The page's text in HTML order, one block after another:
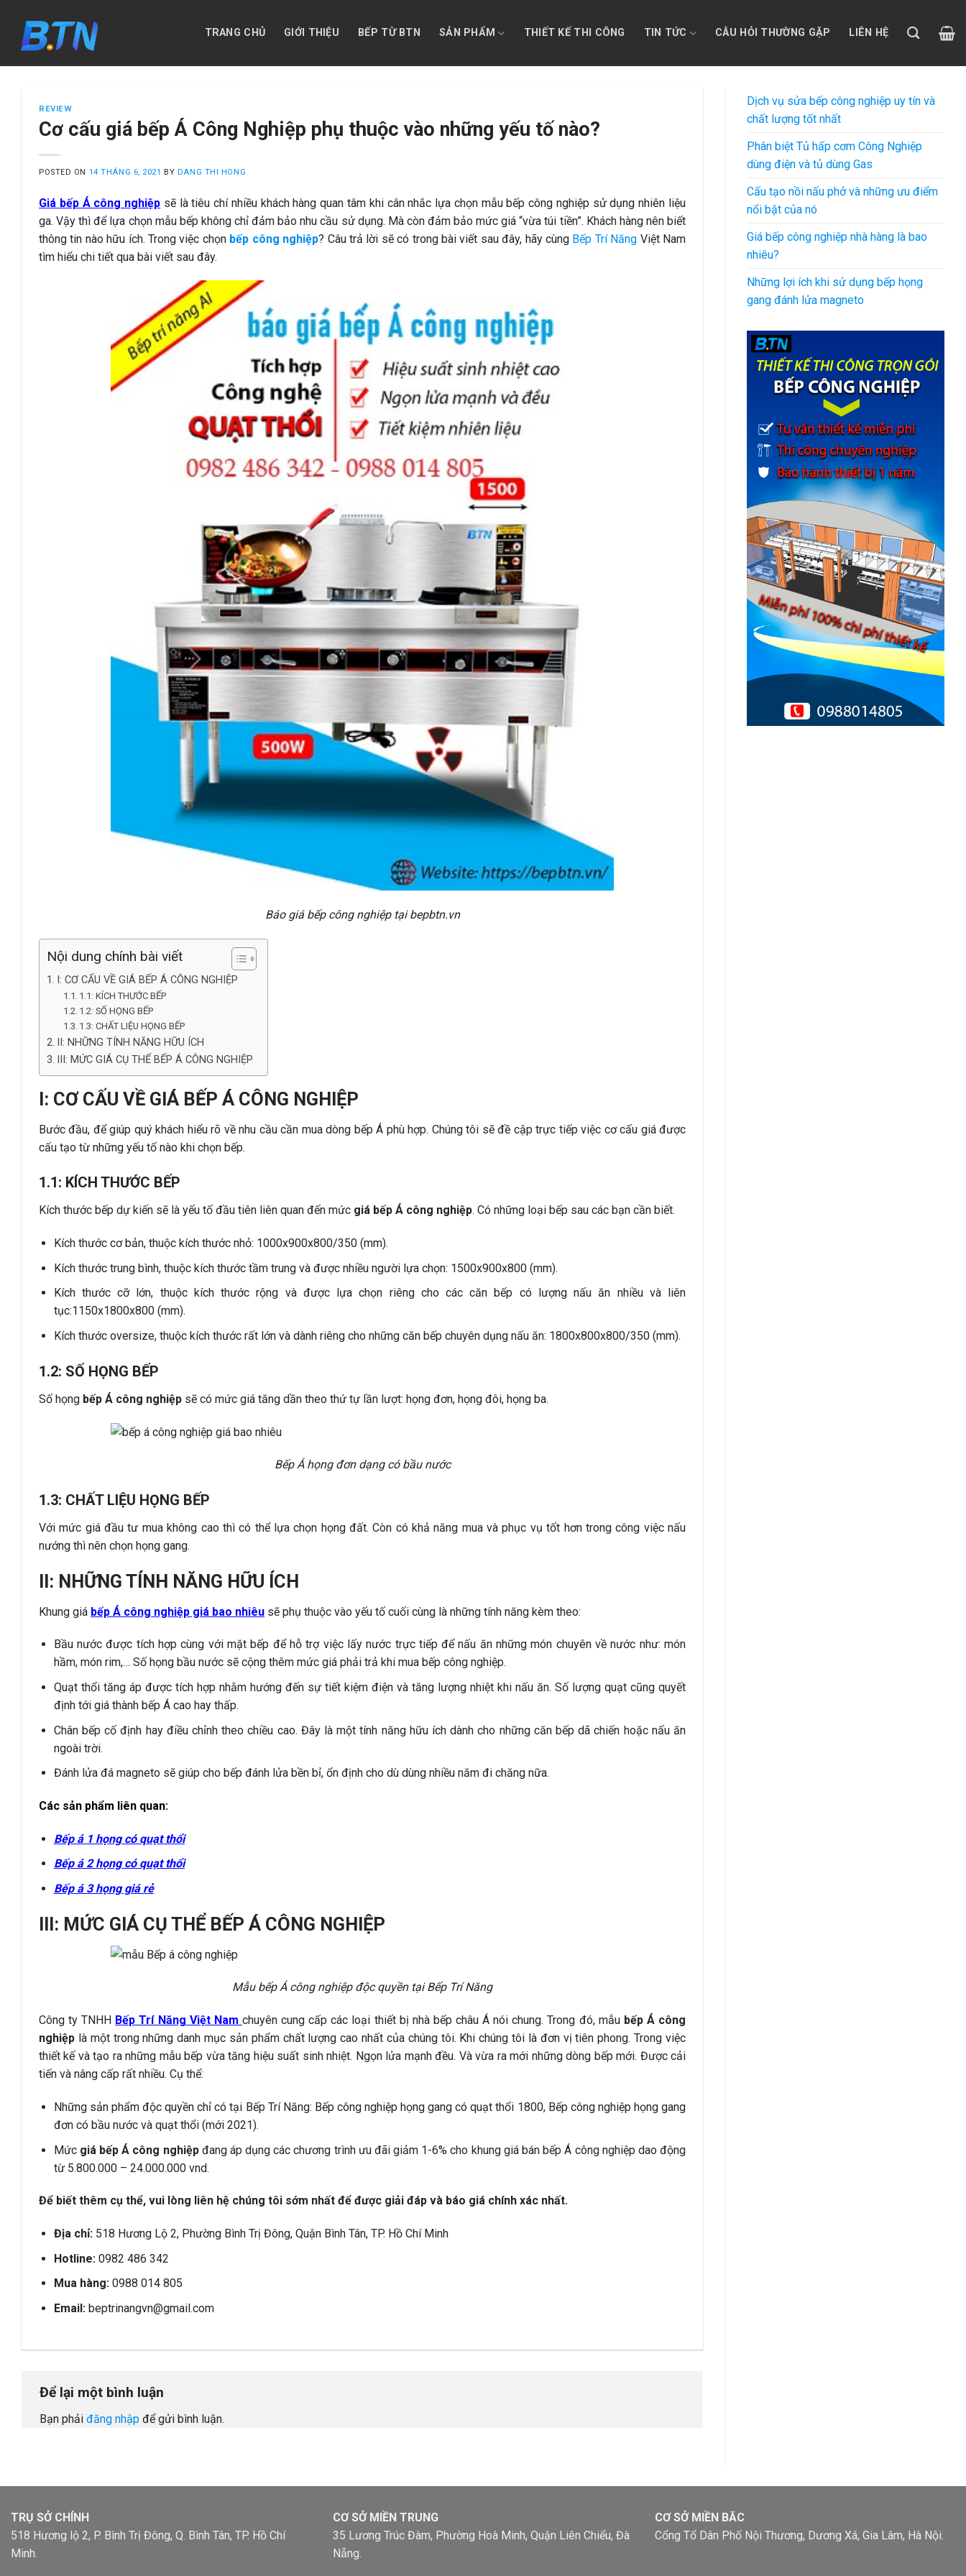
content
TRANG CHỦ GIỚI THIỆU BẾP TỪ BTN SẢN PHẨM THIẾT KẾ THI CÔNG TIN TỨC CÂU HỎI THƯỜNG GẶP LIÊN HỆ
REVIEW
Cơ cấu giá bếp Á Công Nghiệp phụ thuộc vào những yếu tố nào?
POSTED ON 14 THÁNG 6, 2021 BY DANG THI HONG
Giá bếp Á công nghiệp sẽ là tiêu chí nhiều khách hàng quan tâm khi cân nhắc lựa chọn mẫu bếp công nghiệp sử dụng nhiên liệu
ga. Vậy thì để lựa chọn mẫu bếp không chỉ đảm bảo nhu cầu sử dụng. Mà còn đảm bảo mức giá “vừa túi tiền”. Khách hàng nên biết
thông tin nào hữu ích. Trong việc chọn bếp công nghiệp? Câu trả lời sẽ có trong bài viết sau đây, hãy cùng Bếp Trí Năng Việt Nam
tìm hiểu chi tiết qua bài viết sau đây.
Báo giá bếp công nghiệp tại bepbtn.vn
Nội dung chính bài viết
I: CƠ CẤU VỀ GIÁ BẾP Á CÔNG NGHIỆP
1.1: KÍCH THƯỚC BẾP
1.2: SỐ HỌNG BẾP
1.3: CHẤT LIỆU HỌNG BẾP
II: NHỮNG TÍNH NĂNG HỮU ÍCH
III: MỨC GIÁ CỤ THỂ BẾP Á CÔNG NGHIỆP
I: CƠ CẤU VỀ GIÁ BẾP Á CÔNG NGHIỆP
Bước đầu, để giúp quý khách hiểu rõ về nhu cầu cần mua dòng bếp Á phù hợp. Chúng tôi sẽ đề cập trực tiếp việc cơ cấu giá được
cấu tạo từ những yếu tố nào khi chọn bếp.
1.1: KÍCH THƯỚC BẾP
Kích thước bếp dự kiến sẽ là yếu tố đầu tiên liên quan đến mức giá bếp Á công nghiệp. Có những loại bếp sau các bạn cần biết.
Kích thước cơ bản, thuộc kích thước nhỏ: 1000x900x800/350 (mm).
Kích thước trung bình, thuộc kích thước tầm trung và được nhiều người lựa chọn: 1500x900x800 (mm).
Kích thước cỡ lớn, thuộc kích thước rộng và được lựa chọn riêng cho các căn bếp có lượng nấu ăn nhiều và liên
tục:1150x1800x800 (mm).
Kích thước oversize, thuộc kích thước rất lớn và dành riêng cho những căn bếp chuyên dụng nấu ăn: 1800x800x800/350 (mm).
1.2: SỐ HỌNG BẾP
Số họng bếp Á công nghiệp sẽ có mức giá tăng dần theo thứ tự lần lượt: họng đơn, họng đôi, họng ba.
Bếp Á họng đơn dạng có bầu nước
1.3: CHẤT LIỆU HỌNG BẾP
Với mức giá đầu tư mua không cao thì có thể lựa chọn họng đất. Còn có khả năng mua và phục vụ tốt hơn trong công việc nấu
nướng thì nên chọn họng gang.
II: NHỮNG TÍNH NĂNG HỮU ÍCH
Khung giá bếp Á công nghiệp giá bao nhiêu sẽ phụ thuộc vào yếu tố cuối cùng là những tính năng kèm theo:
Bầu nước được tích hợp cùng với mặt bếp để hỗ trợ việc lấy nước trực tiếp để nấu ăn những món chuyên về nước như: món
hầm, món rim,… Số họng bầu nước sẽ cộng thêm mức giá phải trả khi mua bếp công nghiệp.
Quạt thổi tăng áp được tích hợp nhằm hướng đến sự tiết kiệm điện và tăng lượng nhiệt khi nấu ăn. Số lượng quạt cũng quyết
định tới giá thành bếp Á cao hay thấp.
Chân bếp cố định hay điều chỉnh theo chiều cao. Đây là một tính năng hữu ích dành cho những căn bếp dã chiến hoặc nấu ăn
ngoài trời.
Đánh lửa đá magneto sẽ giúp cho bếp đánh lửa bền bỉ, ổn định cho dù dùng nhiều năm đi chăng nữa.
Các sản phẩm liên quan:
Bếp á 1 họng có quạt thổi
Bếp á 2 họng có quạt thổi
Bếp á 3 họng giá rẻ
III: MỨC GIÁ CỤ THỂ BẾP Á CÔNG NGHIỆP
Mẫu bếp Á công nghiệp độc quyền tại Bếp Trí Năng
Công ty TNHH Bếp Trí Năng Việt Nam chuyên cung cấp các loại thiết bị nhà bếp châu Á nói chung. Trong đó, mẫu bếp Á công
nghiệp là một trong những danh mục sản phẩm chất lượng cao nhất của chúng tôi. Khi chúng tôi là đơn vị tiên phong. Trong việc
thiết kế và tạo ra những mẫu bếp vừa tăng hiệu suất sinh nhiệt. Ngọn lửa mạnh đều. Và vừa ra mới những dòng bếp mới. Được cải
tiến và nâng cấp rất nhiều. Cụ thể:
Những sản phẩm độc quyền chỉ có tại Bếp Trí Năng: Bếp công nghiệp họng gang có quạt thổi 1800, Bếp công nghiệp họng gang
đơn có bầu nước và quạt thổi (mới 2021).
Mức giá bếp Á công nghiệp đang áp dụng các chương trình ưu đãi giảm 1-6% cho khung giá bán bếp Á công nghiệp dao động
từ 5.800.000 – 24.000.000 vnd.
Để biết thêm cụ thể, vui lòng liên hệ chúng tôi sớm nhất để được giải đáp và báo giá chính xác nhất.
Địa chỉ:518 Hương Lộ 2, Phường Bình Trị Đông, Quận Bình Tân, TP. Hồ Chí Minh
Hotline:0982 486 342
Mua hàng:0988 014 805
Email: beptrinangvn@gmail.com
Để lại một bình luận
Bạn phải đăng nhập để gửi bình luận.
Dịch vụ sửa bếp công nghiệp uy tín và
chất lượng tốt nhất
Phân biệt Tủ hấp cơm Công Nghiệp
dùng điện và tủ dùng Gas
Cấu tạo nồi nấu phở và những ưu điểm
nổi bật của nó
Giá bếp công nghiệp nhà hàng là bao
nhiêu?
Những lợi ích khi sử dụng bếp họng
gang đánh lửa magneto
TRỤ SỞ CHÍNH
518 Hương lộ 2, P. Bình Trị Đông, Q. Bình Tân, TP. Hồ Chí
Minh.
CƠ SỞ MIỀN TRUNG
35 Lương Trúc Đàm, Phường Hoà Minh, Quận Liên Chiểu, Đà
Nẵng.
CƠ SỞ MIỀN BĂC
Cổng Tổ Dân Phố Nội Thương, Dương Xá, Gia Lâm, Hà Nội.